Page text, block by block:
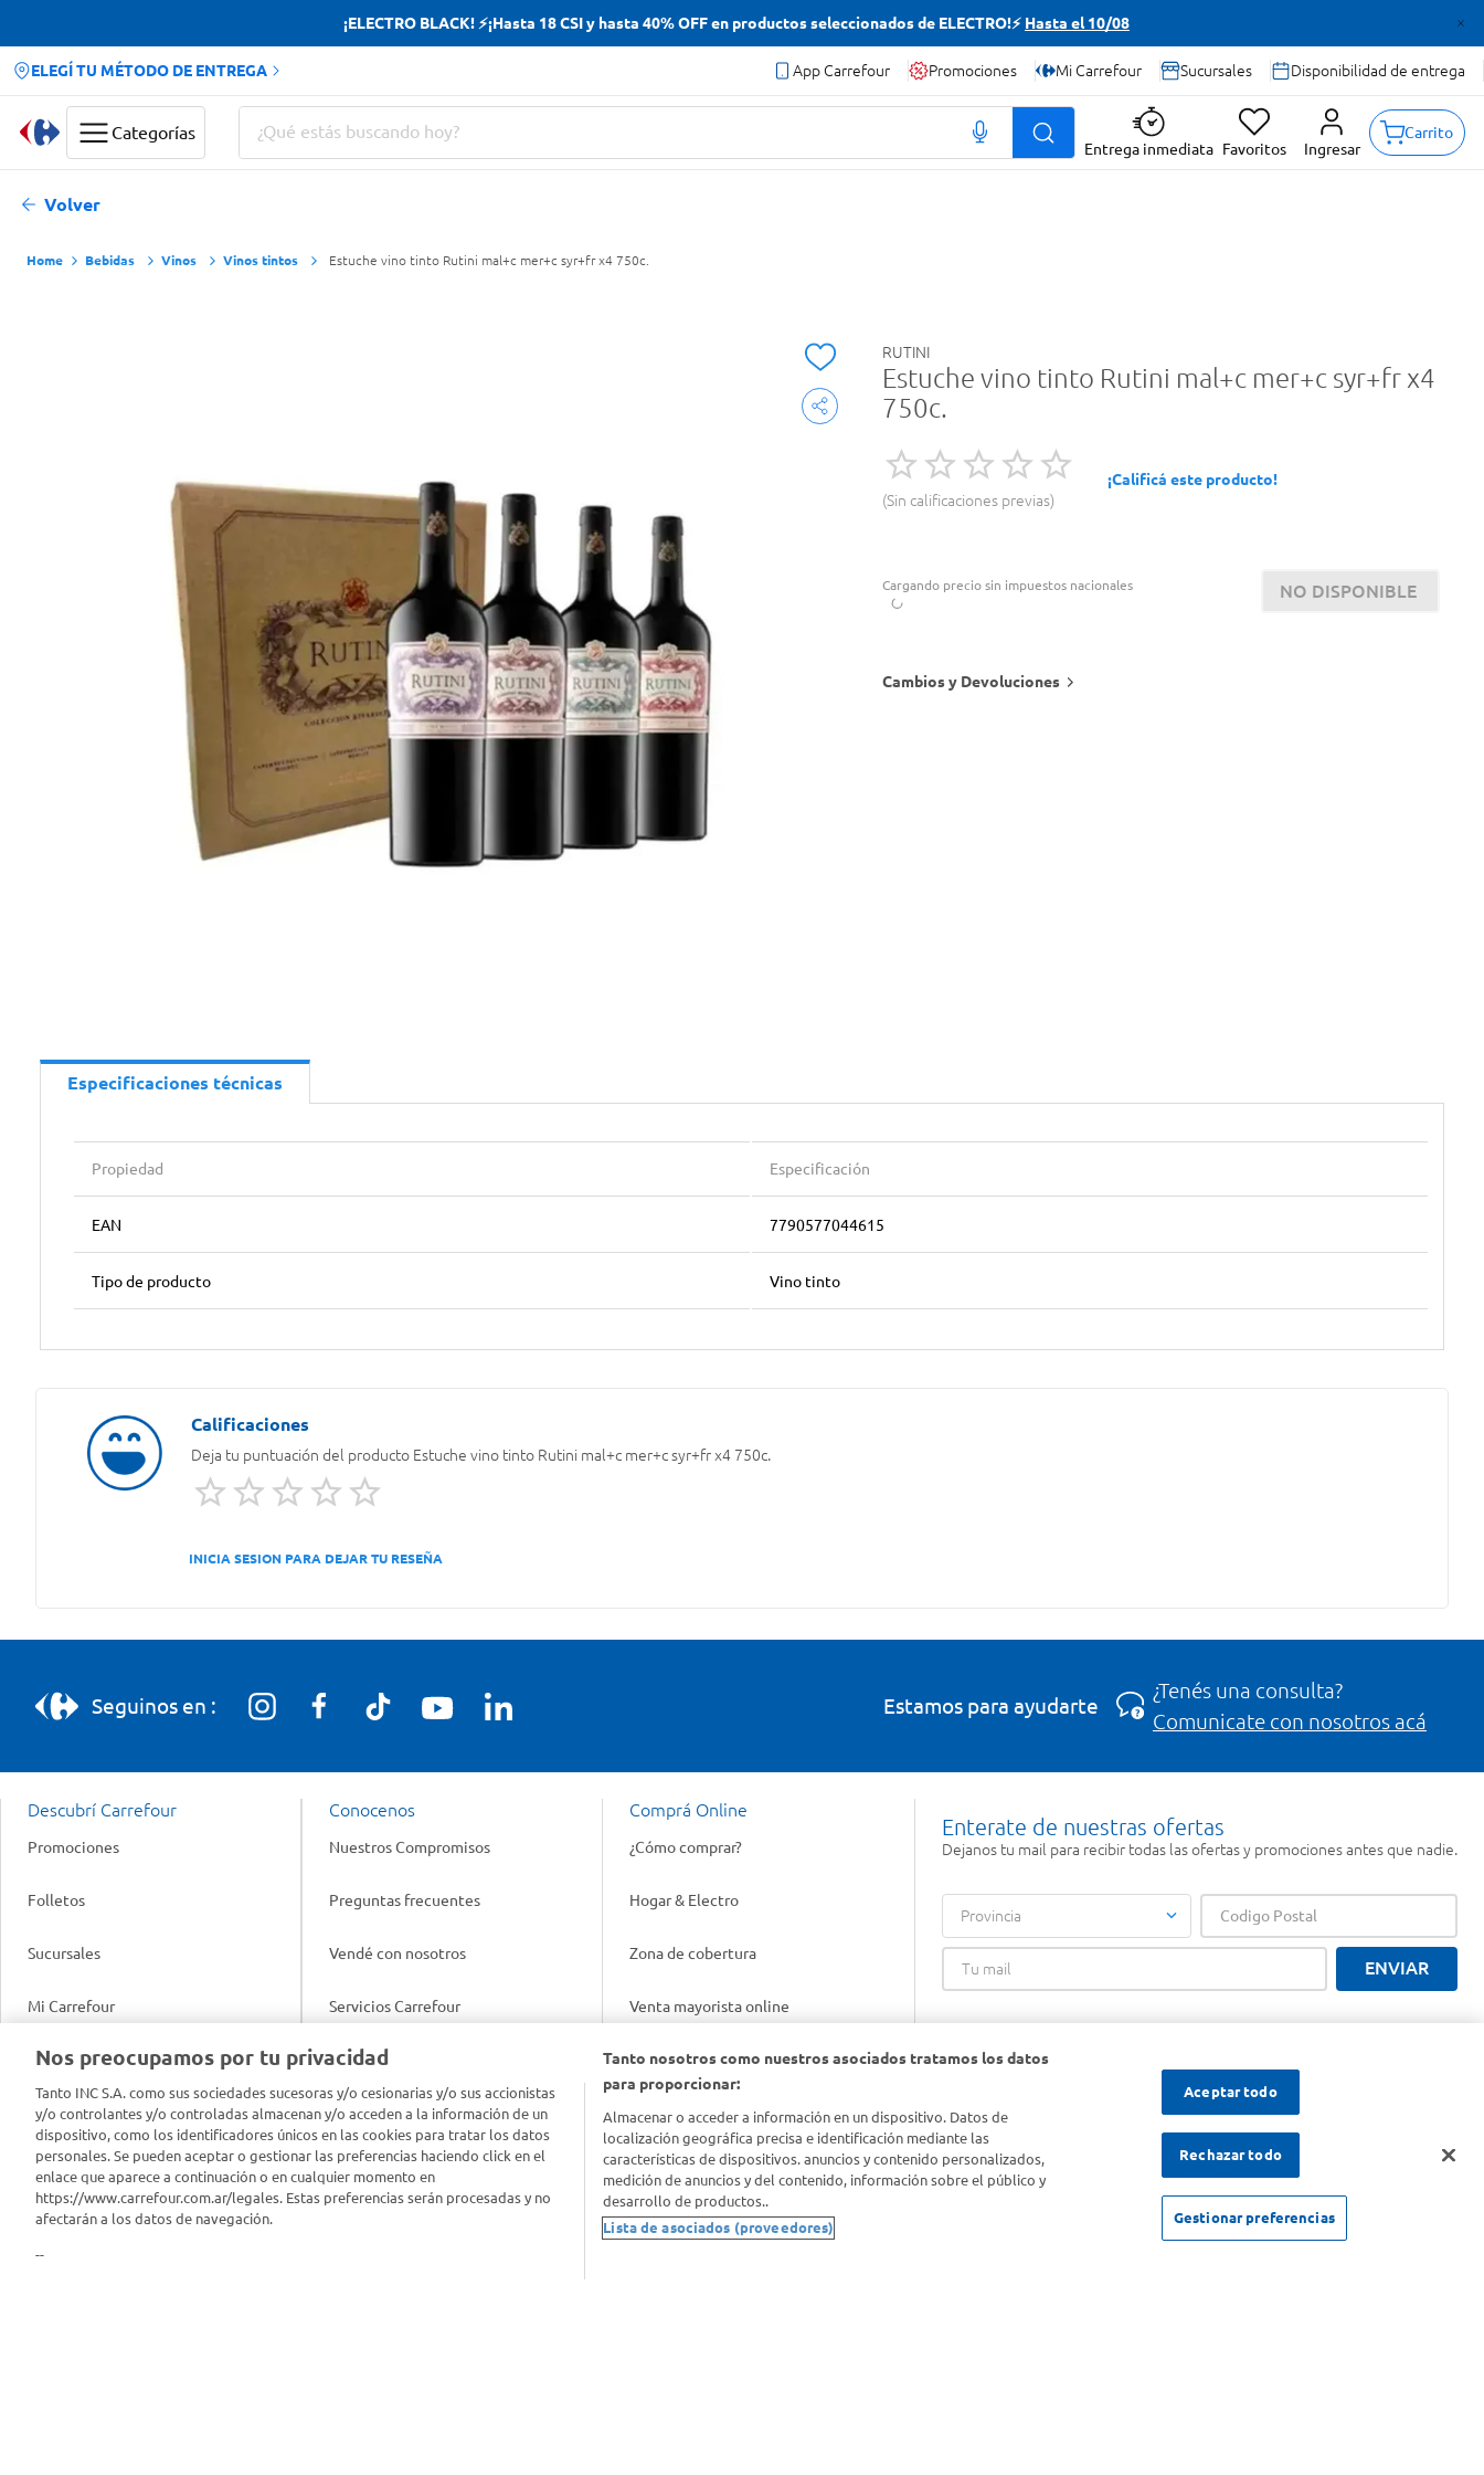
¡ELECTRO BLACK! ⚡¡Hasta 18 CSI y hasta 40% OFF en productos seleccionados de ELECTRO!⚡ Hasta el 10/08
ELEGÍ TU MÉTODO DE ENTREGA App Carrefour Promociones Mi Carrefour Sucursales Disponibilidad de entrega
Categorías
¿Qué estás buscando hoy?
Entrega inmediata Favoritos Ingresar
Carrito
Volver
Bebidas Vinos Vinos tintos Estuche vino tinto Rutini mal+c mer+c syr+fr x4 750c.
RUTINI
Estuche vino tinto Rutini mal+c mer+c syr+fr x4
750c.
Sin calificaciones previas
¡Calificá este producto!
Cargando precio sin impuestos nacionales NO DISPONIBLE
Cambios y Devoluciones
Especificaciones técnicas
Propiedad Especificación
EAN 7790577044615
Tipo de producto Vino tinto
Deja tu puntuación del producto Estuche vino tinto Rutini mal+c mer+c syr+fr x4 750c.
INICIA SESION PARA DEJAR TU RESEÑA
Seguinos en : Estamos para ayudarte
¿Tenés una consulta?
Comunicate con nosotros acá
Descubrí Carrefour
Promociones
Folletos
Sucursales
Mi Carrefour
Productos Carrefour
Tarjeta Mi Carrefour
Panel Carrefour
Puntos Verdes
Conocenos
Nuestros Compromisos
Preguntas frecuentes
Vendé con nosotros
Servicios Carrefour
Info útil
Tasas de interés
Contacto
Comprá Online
¿Cómo comprar?
Hogar & Electro
Zona de cobertura
Venta mayorista online
Gift cards empresariales
Enterate de nuestras ofertas
Dejanos tu mail para recibir todas las ofertas y promociones antes que nadie.
Provincia
ENVIAR
Nos preocupamos por tu privacidad
Tanto INC S.A. como sus sociedades sucesoras y/o cesionarias y/o sus accionistas
y/o controlantes y/o controladas almacenan y/o acceden a la información de un
dispositivo, como los identificadores únicos en las cookies para tratar los datos
personales. Se pueden aceptar o gestionar las preferencias haciendo click en el
enlace que aparece a continuación o en cualquier momento en
https://www.carrefour.com.ar/legales. Estas preferencias serán procesadas y no
afectarán a los datos de navegación.
--
Tanto nosotros como nuestros asociados tratamos los datos
para proporcionar:
Almacenar o acceder a información en un dispositivo. Datos de
localización geográfica precisa e identificación mediante las
características de dispositivos. anuncios y contenido personalizados,
medición de anuncios y del contenido, información sobre el público y
desarrollo de productos..
Lista de asociados (proveedores)
Aceptar todo
Rechazar todo
Gestionar preferencias
Términos más buscados